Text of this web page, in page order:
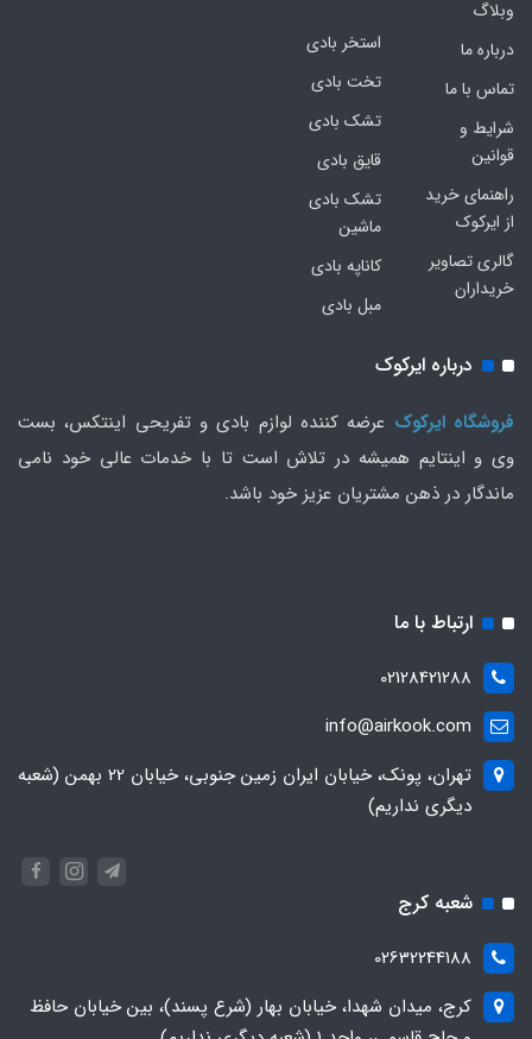
وبلاگ
درباره ما
تماس با ما
شرایط و
قوانین
راهنمای خرید
از ایرکوک
گالری تصاویر
خریداران
استخر بادی
تخت بادی
تشک بادی
قایق بادی
تشک بادی
ماشین
کاناپه بادی
مبل بادی
درباره ایرکوک
فروشگاه ایرکوک عرضه کننده لوازم بادی و تفریحی اینتکس، بست
وی و اینتایم همیشه در تلاش است تا با خدمات عالی خود نامی
ماندگار در ذهن مشتریان عزیز خود باشد.
ارتباط با ما
02128421288
info@airkook.com
تهران، پونک، خیابان ایران زمین جنوبی، خیابان 22 بهمن (شعبه
دیگری نداریم)
شعبه کرج
02632244188
کرج، میدان شهدا، خیابان بهار (شرع پسند)، بین خیابان حافظ